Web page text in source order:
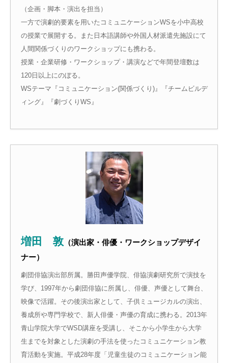
（企画・脚本・演出を担当）
一方で演劇的要素を用いたコミュニケーションWSを小中高校
の授業で展開する。また日本語講師や外国人材派遣先施設にて
人間関係づくりのワークショップにも携わる。
授業・企業研修・ワークショップ・講演などで年間登壇数は
120日以上にのぼる。
WSテーマ『コミュニケーション(関係づくり)』『チームビルデ
ィング』『劇づくりWS』
増田 敦 （演出家・俳優・ワークショップデザイ
ナー）
劇団俳協演出部所属。勝田声優学院、俳協演劇研究所で演技を
学び、1997年から劇団俳協に所属し、俳優、声優として舞台、
映像で活躍。その後演出家として、子供ミュージカルの演出、
養成所や専門学校で、新人俳優・声優の育成に携わる。2013年
青山学院大学でWSD講座を受講し、そこから小学生から大学
生までを対象とした演劇の手法を使ったコミュニケーション教
育活動を実施。平成28年度「児童生徒のコミュニケーション能